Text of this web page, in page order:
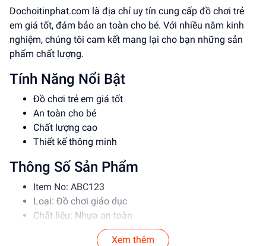
Dochoitinphat.com là địa chỉ uy tín cung cấp đồ chơi trẻ
em giá tốt, đảm bảo an toàn cho bé. Với nhiều năm kinh
nghiệm, chúng tôi cam kết mang lại cho bạn những sản
phẩm chất lượng.
Tính Năng Nổi Bật
Đồ chơi trẻ em giá tốt
An toàn cho bé
Chất lượng cao
Thiết kế thông minh
Thông Số Sản Phẩm
Item No: ABC123
Loại: Đồ chơi giáo dục
Chất liệu: Nhựa an toàn
Độ tuổi phù hợp: 3-6 tuổi
Xem thêm